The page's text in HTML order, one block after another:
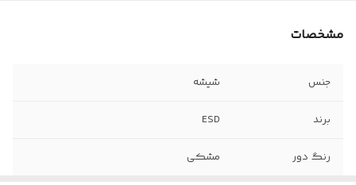
مشخصات
جنس شیشه
برند ESD
رنگ دور مشکی